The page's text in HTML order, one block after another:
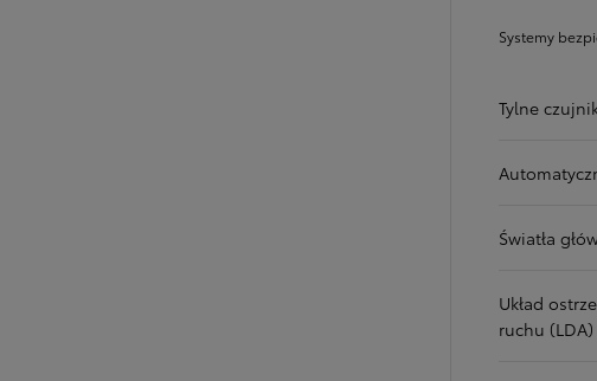
Systemy
Tylne
Światła
Układ
ruchu (LDA)